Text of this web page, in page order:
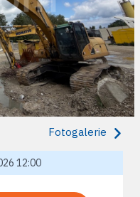
Fotogalerie
12:00